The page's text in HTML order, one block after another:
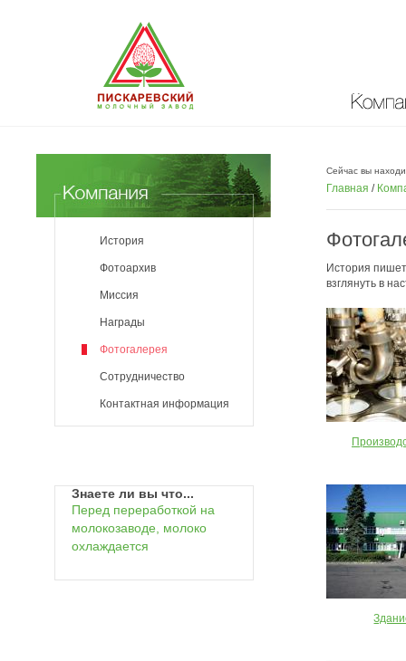
История
Фотоархив
Миссия
Награды
Фотогалерея
Сотрудничество
Контактная информация
Знаете ли вы что...
Перед переработкой на
молокозаводе, молоко
охлаждается
Сейчас вы
Главная /
История
взглянуть в